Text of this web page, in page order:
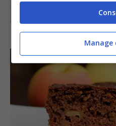
Arista di
Manage